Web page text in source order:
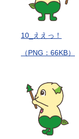
10_ええっ！
（PNG：66KB）